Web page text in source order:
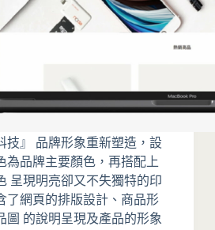
技』 品牌形象重新塑造，設
為品牌主要顏色，再搭配上
呈現明亮卻又不失獨特的印
了網頁的排版設計、商品形
圖 的說明呈現及產品的形象